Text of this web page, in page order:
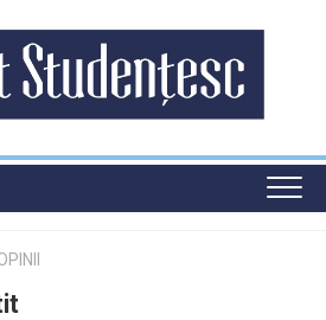
de unelte